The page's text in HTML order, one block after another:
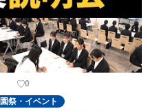
0
祭・イベント